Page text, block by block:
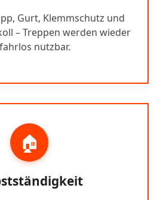
Gurt, Klemmschutz und
– Treppen werden wieder
nutzbar.
🏠